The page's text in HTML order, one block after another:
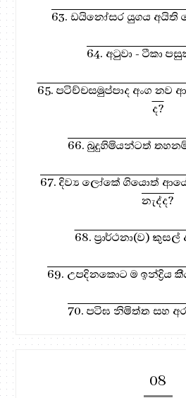
63. ඩයිනෝසර යුගය අයිති
64. අටුවා - ටීකා
65. පටිච්චසමුප්පාද අංග නව
ද?
66. බුදුහිමියන්ටත්
67. දිව්‍ය ලෝකේ ගියොත්
නැද්ද?
68. ප්‍රාර්ථනා(ව)
69. උපදිනකොට ම ඉන්ද්‍රිය
70. පටිඝ නිමිත්ත සහ
08